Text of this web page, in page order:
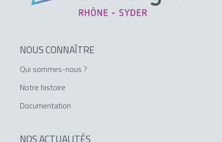
NOUS CONNAÎTRE
Qui sommes-nous ?
Notre histoire
Documentation
NOS ACTUALITÉS